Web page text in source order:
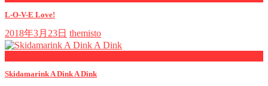
L-O-V-E Love!
2018年3月23日 themisto
Skidamarink A Dink A Dink